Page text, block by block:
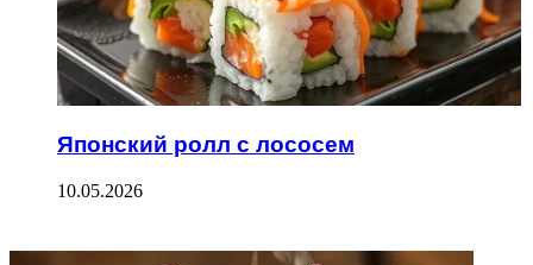
Японский ролл с лососем
10.05.2026